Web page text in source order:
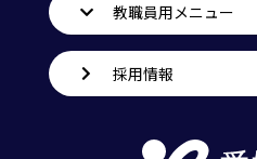
教職員用メニュー
採用情報